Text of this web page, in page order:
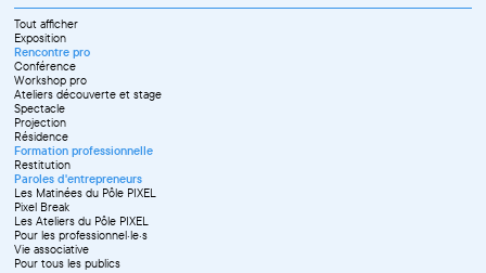
Tout afficher
Exposition
Rencontre pro
Conférence
Workshop pro
Ateliers découverte et stage
Spectacle
Projection
Résidence
Formation professionnelle
Restitution
Paroles d'entrepreneurs
Les Matinées du Pôle PIXEL
Pixel Break
Les Ateliers du Pôle PIXEL
Pour les professionnel·le·s
Vie associative
Pour tous les publics